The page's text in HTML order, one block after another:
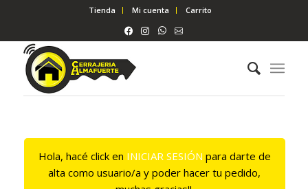
Tienda Mi cuenta Carrito
Hola, hacé click en INICIAR SESIÓN para darte de
alta como usuario/a y poder hacer tu pedido,